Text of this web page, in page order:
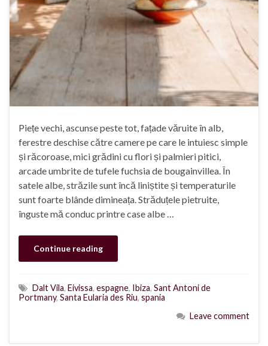
Piețe vechi, ascunse peste tot, fațade văruite în alb,
ferestre deschise către camere pe care le intuiesc simple
și răcoroase, mici grădini cu flori și palmieri pitici,
arcade umbrite de tufele fuchsia de bougainvillea. În
satele albe, străzile sunt încă liniștite și temperaturile
sunt foarte blânde dimineața. Străduțele pietruite,
înguste mă conduc printre case albe …
Continue reading
Dalt Vila, Eivissa, espagne, Ibiza, Sant Antoni de
Portmany, Santa Eularia des Riu, spania
Leave comment